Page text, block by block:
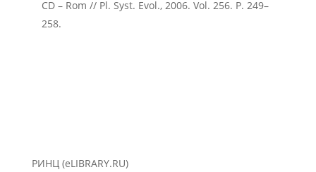
CD – Rom // Pl. Syst. Evol., 2006. Vol. 256. P. 249–
258.
РИНЦ (eLIBRARY.RU)